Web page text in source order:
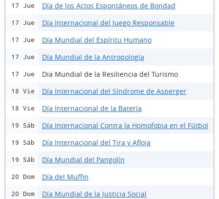
17 Jue Día de los Actos Espontáneos de Bondad
17 Jue Día Internacional del Juego Responsable
17 Jue Día Mundial del Espíritu Humano
17 Jue Día Mundial de la Antropología
17 Jue Dia Mundial de la Resiliencia del Turismo
18 Vie Día Internacional del Síndrome de Asperger
18 Vie Día Internacional de la Batería
19 Sáb Día Internacional Contra la Homofobia en el Fútbol
19 Sáb Día Internacional del Tira y Afloja
19 Sáb Día Mundial del Pangolín
20 Dom Día del Muffin
20 Dom Día Mundial de la Justicia Social